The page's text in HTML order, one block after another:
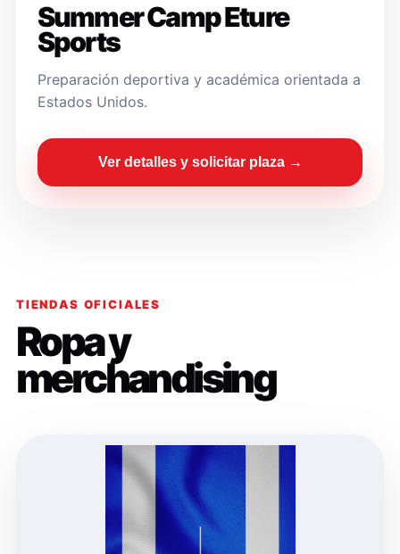
Summer Camp Eture
Sports
Preparación deportiva y académica orientada a
Estados Unidos.
Ver detalles y solicitar plaza →
TIENDAS OFICIALES
Ropa y
merchandising